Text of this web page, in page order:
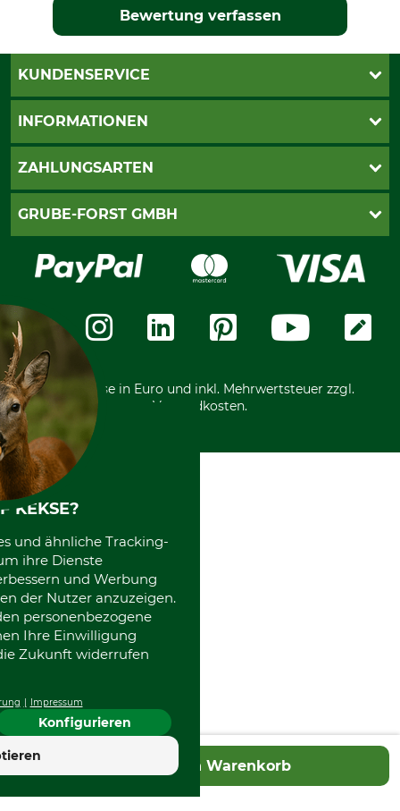
In den Warenkorb
Bewertung verfassen
KUNDENSERVICE
Katalogbestellung
INFORMATIONEN
AGB
Widerrufsformular
Zahlungsarten
ZAHLUNGSARTEN
PayPal
Rechnung
Vorkasse
GRUBE-FORST GMBH
Karriere
Über uns
Community
International
*Alle Preise in Euro und inkl. Mehrwertsteuer zzgl.
Versandkosten.
KEKSE?
und ähnliche Tracking-
ihre Dienste
und Werbung
der Nutzer anzuzeigen.
personenbezogene
Ihre Einwilligung
Zukunft widerrufen
Impressum
Konfigurieren